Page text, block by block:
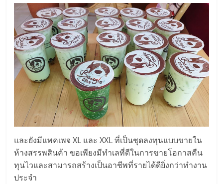
และยังมีแพคเพจ XL และ XXL ที่เป็นชุดลงทุนแบบขายใน
ห้างสรรพสินค้า ขอเพียงมีทำเลที่ดีในการขายโอกาสคืน
ทุนไวและสามารถสร้างเป็นอาชีพที่รายได้ดียิ่งกว่าทำงาน
ประจำ